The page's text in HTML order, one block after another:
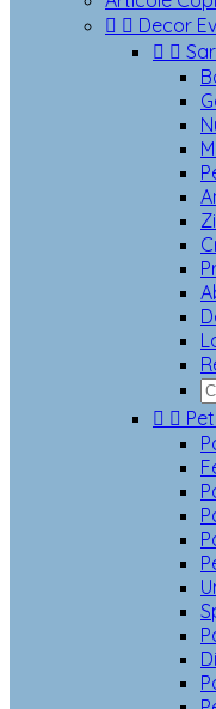
  Decor
 
 